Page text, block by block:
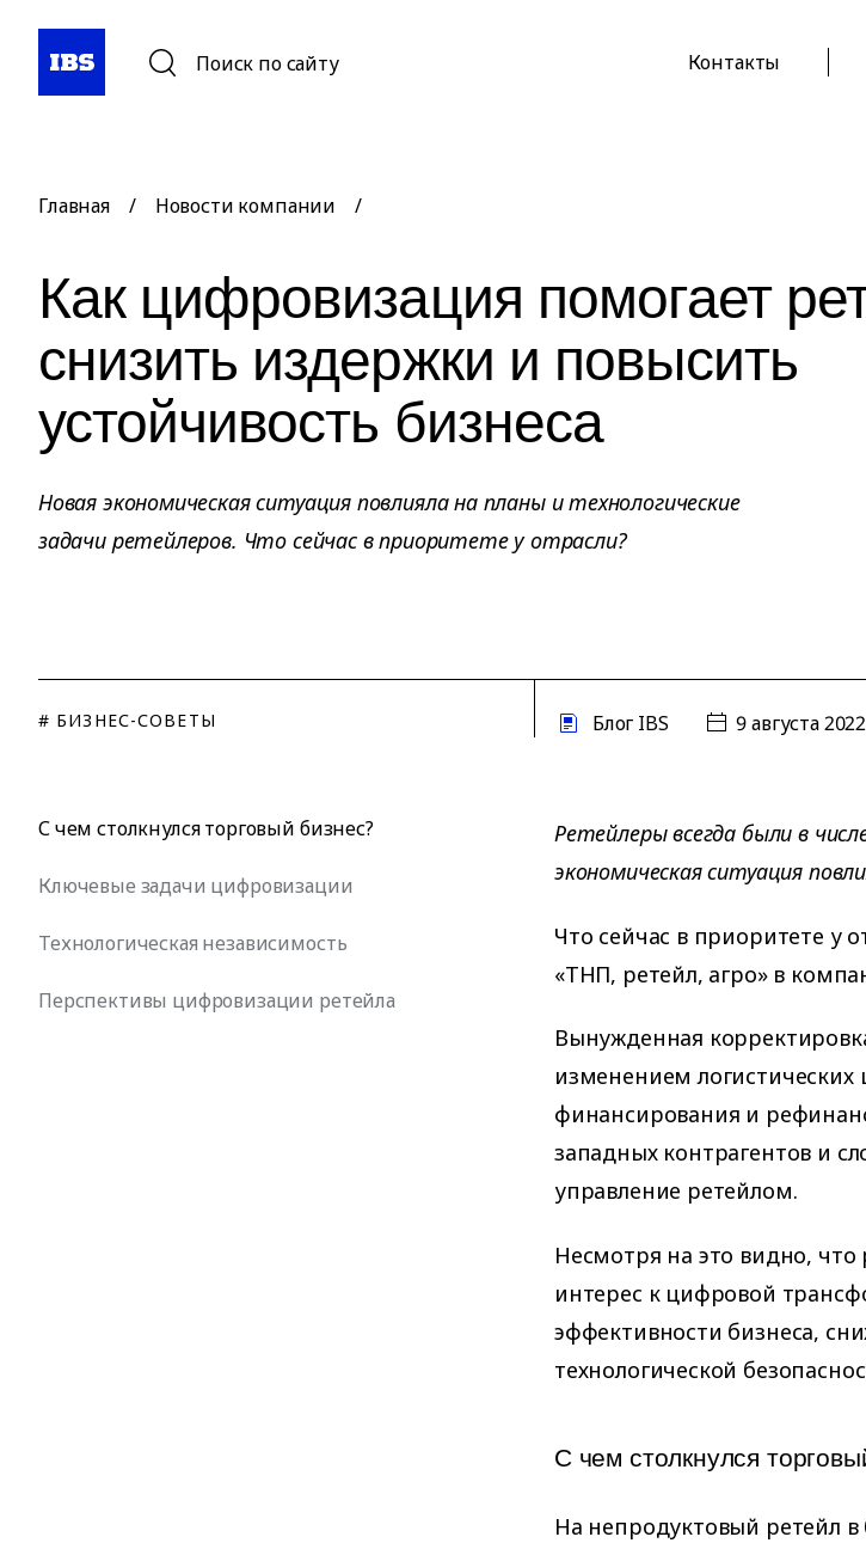
Поиск по сайту Контакты
Главная / Новости компании /
Как цифровизация помогает
снизить издержки и повысить
устойчивость бизнеса
Новая экономическая ситуация повлияла на планы и технологические
задачи ретейлеров. Что сейчас в приоритете у отрасли?
# БИЗНЕС-СОВЕТЫ Блог IBS 9 августа 2022
С чем столкнулся торговый бизнес?
Ключевые задачи цифровизации
Технологическая независимость
Перспективы цифровизации ретейла
Ретейлеры всегда были в
экономическая ситуация
Что сейчас в приоритете у
«ТНП, ретейл, агро» в
Вынужденная
изменением логистических
финансирования и
западных контрагентов и
управление ретейлом.
Несмотря на это видно, что
интерес к цифровой
эффективности бизнеса,
технологической
С чем столкнулся
На непродуктовый ретейл